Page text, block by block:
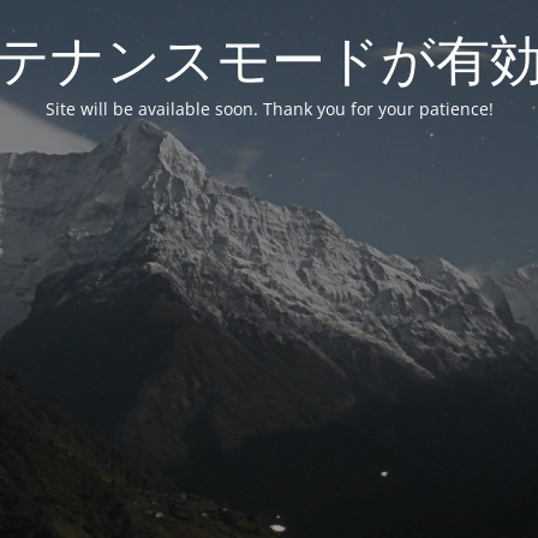
ナンスモードが有
Site will be available soon. Thank you for your patience!